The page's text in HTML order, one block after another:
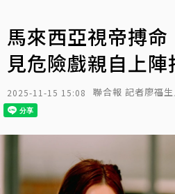
馬來西亞視帝搏
見危險戲親自上陣
2025-11-15 15:08 聯合報 記者廖福